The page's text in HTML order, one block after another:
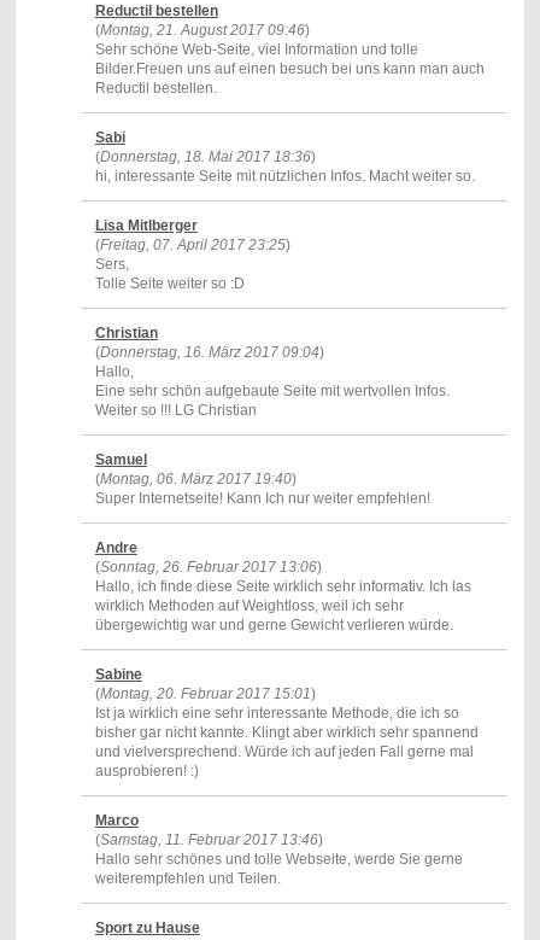
Reductil bestellen
(Montag, 21. August 2017 09:46)
Sehr schöne Web-Seite, viel Information und tolle
Bilder.Freuen uns auf einen besuch bei uns kann man auch
Reductil bestellen.
Sabi
(Donnerstag, 18. Mai 2017 18:36)
hi, interessante Seite mit nützlichen Infos. Macht weiter so.
Lisa Mitlberger
(Freitag, 07. April 2017 23:25)
Sers,
Tolle Seite weiter so :D
Christian
(Donnerstag, 16. März 2017 09:04)
Hallo,
Eine sehr schön aufgebaute Seite mit wertvollen Infos.
Weiter so !!! LG Christian
Samuel
(Montag, 06. März 2017 19:40)
Super Internetseite! Kann Ich nur weiter empfehlen!
Andre
(Sonntag, 26. Februar 2017 13:06)
Hallo, ich finde diese Seite wirklich sehr informativ. Ich las
wirklich Methoden auf Weightloss, weil ich sehr
übergewichtig war und gerne Gewicht verlieren würde.
Sabine
(Montag, 20. Februar 2017 15:01)
Ist ja wirklich eine sehr interessante Methode, die ich so
bisher gar nicht kannte. Klingt aber wirklich sehr spannend
und vielversprechend. Würde ich auf jeden Fall gerne mal
ausprobieren! :)
Marco
(Samstag, 11. Februar 2017 13:46)
Hallo sehr schönes und tolle Webseite, werde Sie gerne
weiterempfehlen und Teilen.
Sport zu Hause